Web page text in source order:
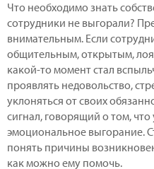
Что необходимо знать
сотрудники не выгорали?
внимательным. Если
общительным, открытым,
какой-то момент стал
проявлять недовольство,
уклоняться от своих
сигнал, говорящий о том, что
эмоциональное выгорание.
понять причины
как можно ему помочь.